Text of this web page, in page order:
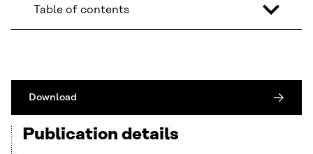
Table of contents
Download
Publication details